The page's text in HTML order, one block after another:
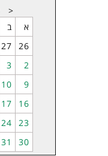
<
א
ב
26
27
2
3
9
10
16
17
23
24
30
31